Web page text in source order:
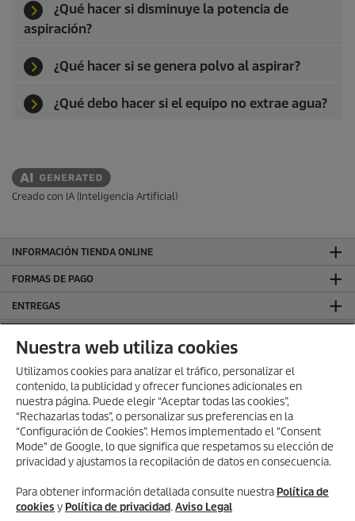
¿Qué hacer si disminuye la potencia de
aspiración?
¿Qué hacer si se genera polvo al aspirar?
¿Qué debo hacer si el equipo no extrae agua?
Creado con IA (Inteligencia Artificial)
INFORMACIÓN TIENDA ONLINE
FORMAS DE PAGO
ENTREGAS
SÍGUENOS EN REDES SOCIALES
CONTACTO
INFORMACIÓN GENERAL
INFORMACIÓN LEGAL
Aviso Legal
Política de privacidad
Nuestra web utiliza cookies
Utilizamos cookies para analizar el tráfico, personalizar el
contenido, la publicidad y ofrecer funciones adicionales en
nuestra página. Puede elegir “Aceptar todas las cookies”,
“Rechazarlas todas”, o personalizar sus preferencias en la
“Configuración de Cookies”. Hemos implementado el "Consent
Mode" de Google, lo que significa que respetamos su elección de
privacidad y ajustamos la recopilación de datos en consecuencia.
Para obtener información detallada consulte nuestra Política de
cookies y Política de privacidad.Aviso Legal